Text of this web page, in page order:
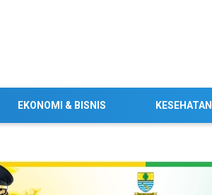
EKONOMI & BISNIS KESEHATAN